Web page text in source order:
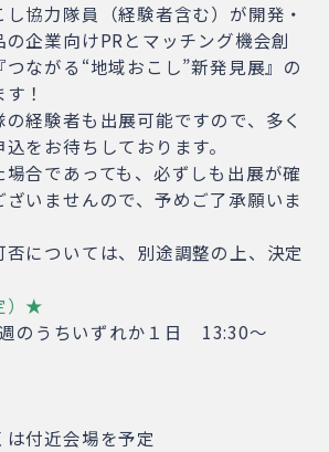
協力隊員（経験者含む）が開発・
企業向けPRとマッチング機会創
ながる“地域おこし”新発見展』の
！
経験者も出展可能ですので、多く
をお待ちしております。
合であっても、必ずしも出展が確
いませんので、予めご了承願いま
否については、別途調整の上、決定
）★
のうちいずれか１日 13:30～
付近会場を予定